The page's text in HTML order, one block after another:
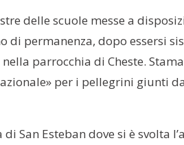
delle scuole messe a
permanenza, dopo essersi
parrocchia di Cheste.
per i pellegrini giunti
San Esteban dove si è svolta